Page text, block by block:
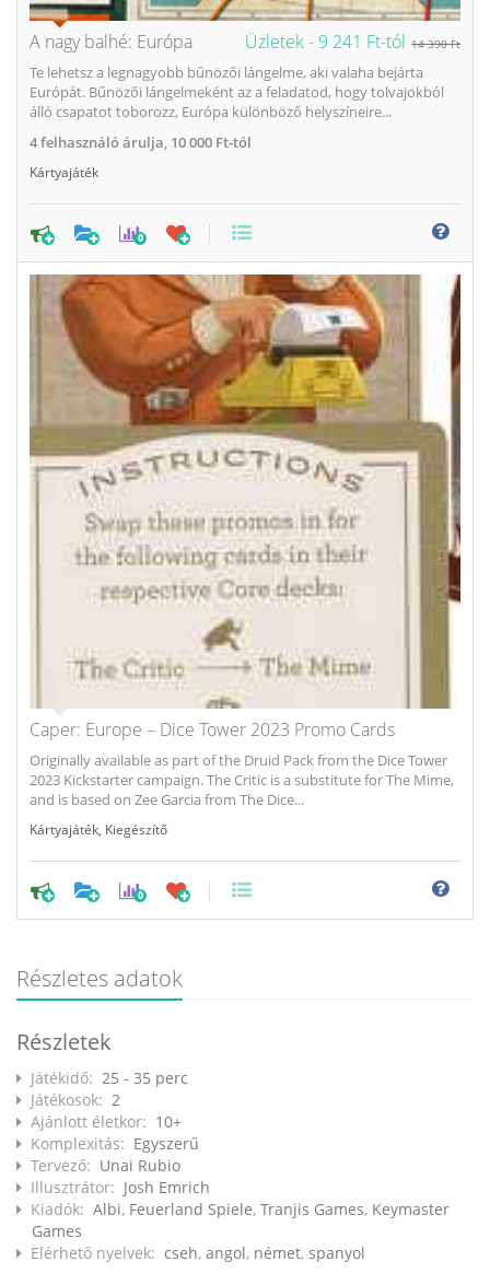
Üzletek - 9 241 Ft-tól 14 390 Ft
A nagy balhé: Európa
Te lehetsz a legnagyobb bűnözői lángelme, aki valaha bejárta
Európát. Bűnözői lángelmeként az a feladatod, hogy tolvajokból
álló csapatot toborozz, Európa különböző helyszíneire...
4felhasználó árulja, 10 000 Ft-tól
Kártyajáték
0
Caper: Europe – Dice Tower 2023 Promo Cards
Originally available as part of the Druid Pack from the Dice Tower
2023 Kickstarter campaign. The Critic is a substitute for The Mime,
and is based on Zee Garcia from The Dice...
Kártyajáték, Kiegészítő
0
Részletes adatok
Részletek
Játékidő: 25 - 35 perc
Játékosok: 2
Ajánlott életkor: 10+
Komplexitás: Egyszerű
Tervező: Unai Rubio
Illusztrátor: Josh Emrich
Kiadók: Albi, Feuerland Spiele, Tranjis Games, Keymaster
Games
Elérhető nyelvek: cseh, angol, német, spanyol